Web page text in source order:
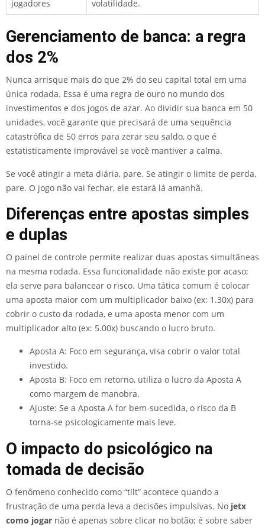
jogadores volatilidade.
Gerenciamento de banca: a regra
dos 2%
Nunca arrisque mais do que 2% do seu capital total em uma
única rodada. Essa é uma regra de ouro no mundo dos
investimentos e dos jogos de azar. Ao dividir sua banca em 50
unidades, você garante que precisará de uma sequência
catastrófica de 50 erros para zerar seu saldo, o que é
estatisticamente improvável se você mantiver a calma.
Se você atingir a meta diária, pare. Se atingir o limite de perda,
pare. O jogo não vai fechar, ele estará lá amanhã.
Diferenças entre apostas simples
e duplas
O painel de controle permite realizar duas apostas simultâneas
na mesma rodada. Essa funcionalidade não existe por acaso;
ela serve para balancear o risco. Uma tática comum é colocar
uma aposta maior com um multiplicador baixo (ex: 1.30x) para
cobrir o custo da rodada, e uma aposta menor com um
multiplicador alto (ex: 5.00x) buscando o lucro bruto.
Aposta A: Foco em segurança, visa cobrir o valor total
investido.
Aposta B: Foco em retorno, utiliza o lucro da Aposta A
como margem de manobra.
Ajuste: Se a Aposta A for bem-sucedida, o risco da B
torna-se psicologicamente mais leve.
O impacto do psicológico na
tomada de decisão
O fenômeno conhecido como “tilt” acontece quando a
frustração de uma perda leva a decisões impulsivas. No jetx
como jogar não é apenas sobre clicar no botão; é sobre saber